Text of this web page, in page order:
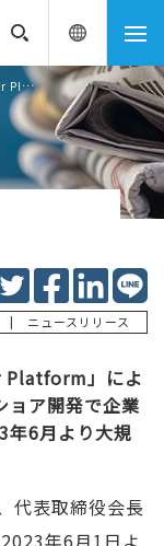
株式会社テンダ「Microsoft Power Platform」によるDX支援体制を大幅強化 ～ オフショア開発で企業のDXを...
| ニュースリリース
Platform」によ
ア開発で企業
年6月より大規
代表取締役会長
年6月1日よ